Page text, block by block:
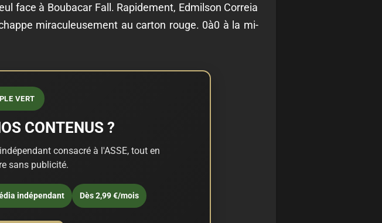
face à Boubacar Fall. Rapidement, Edmilson Correia
miraculeusement au carton rouge. 0à0 à la mi-
VERT
CONTENUS ?
consacré à l'ASSE, tout en
sans publicité.
indépendant Dès 2,99 €/mois